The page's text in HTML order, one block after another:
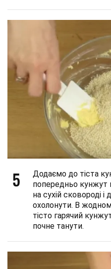
5
Додаємо до тіста
попередньо кунжут
на сухій сковороді
охолонути. В
тісто гарячий
почне танути.